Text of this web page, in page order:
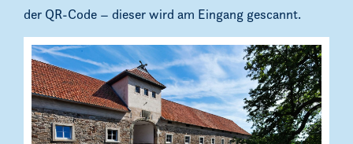
der QR-Code – dieser wird am Eingang gescannt.